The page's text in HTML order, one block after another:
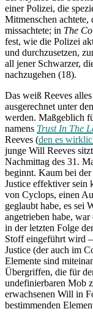
einer Polizei, die
Mitmenschen achtete,
missachtete; in The
fest, wie die Polizei
und durchzusetzen,
all jener Schwarzer,
nachzugehen (18).
Das weiß Reeves
ausgerechnet unter
werden. Maßgeblich
namens Trust In The
Reeves (den es
junge Will Reeves
Nachmittag des 31.
beginnt. Kaum bei
Justice effektiver sein
von Cyclops, einen
geglaubt habe, es sei
angetrieben habe,
in der letzten Folge
Stoff eingeführt wird
Justice (der auch im
Elemente sind
Übergriffen, die für
undefinierbaren Mob
erwachsenen Will in
bestimmenden